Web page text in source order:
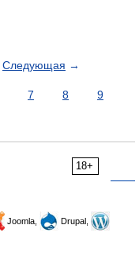
Следующая →
7 8
9
18+
Joomla,
Drupal,